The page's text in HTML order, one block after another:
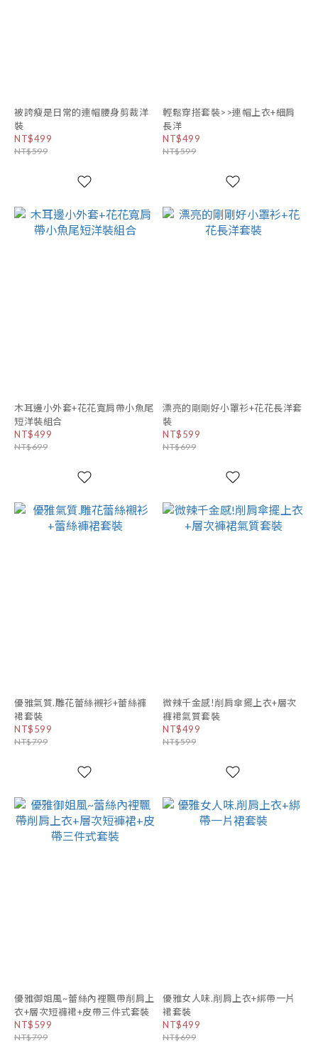
被誇瘦是日常的連帽腰身剪裁洋
裝
NT$499
NT$599
輕鬆穿搭套裝>>連帽上衣+細肩
長洋
NT$499
NT$599
木耳邊小外套+花花寬肩帶小魚尾
短洋裝組合
NT$499
NT$699
漂亮的剛剛好小罩衫+花花長洋套
裝
NT$599
NT$699
優雅氣質.雕花蕾絲襯衫+蕾絲褲
裙套裝
NT$599
NT$799
微辣千金感!削肩傘擺上衣+層次
褲裙氣質套裝
NT$499
NT$599
優雅御姐風~蕾絲內裡飄帶削肩上
衣+層次短褲裙+皮帶三件式套裝
NT$599
NT$799
優雅女人味.削肩上衣+綁帶一片
裙套裝
NT$499
NT$699